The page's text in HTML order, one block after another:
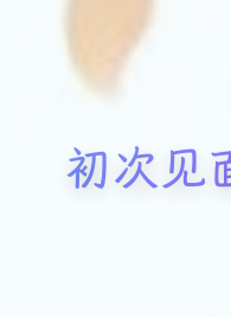
初次见